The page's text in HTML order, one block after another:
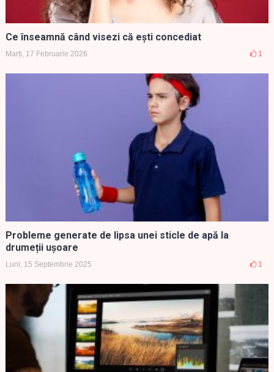
Ce înseamnă când visezi că ești concediat
Marți, 17 Februarie 2026 1
Probleme generate de lipsa unei sticle de apă la
drumeții ușoare
Luni, 15 Septembrie 2025 1